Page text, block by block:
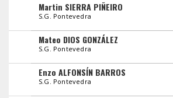
Martin SIERRA PIÑEIRO
S.G. Pontevedra
Mateo DIOS GONZÁLEZ
S.G. Pontevedra
Enzo ALFONSÍN BARROS
S.G. Pontevedra